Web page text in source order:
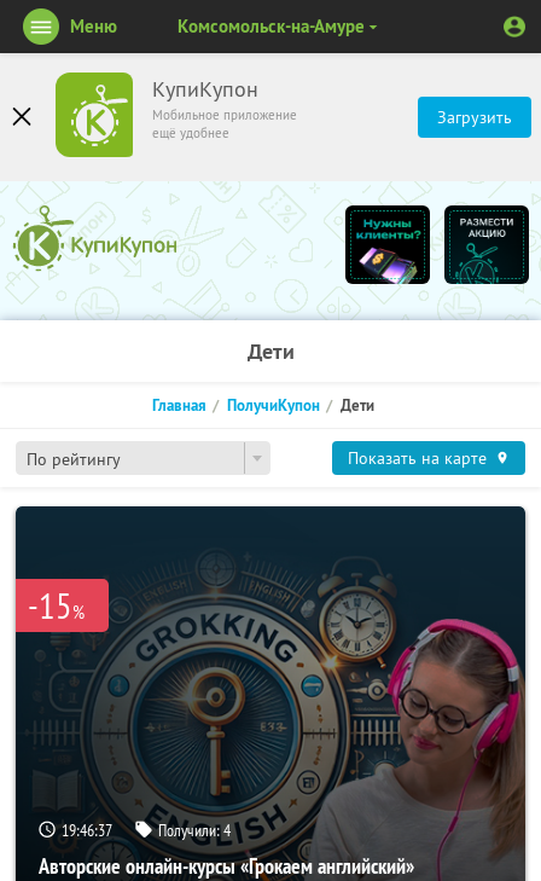
КупиКупон
Мобильное приложение
ещё удобнее
Загрузить
Меню Комсомольск-на-Амуре
Дети
По рейтингу
Главная ПолучиКупон Дети
Показать на карте
-15%
19:46:37 Получили:4
Авторские онлайн-курсы «Грокаем английский»